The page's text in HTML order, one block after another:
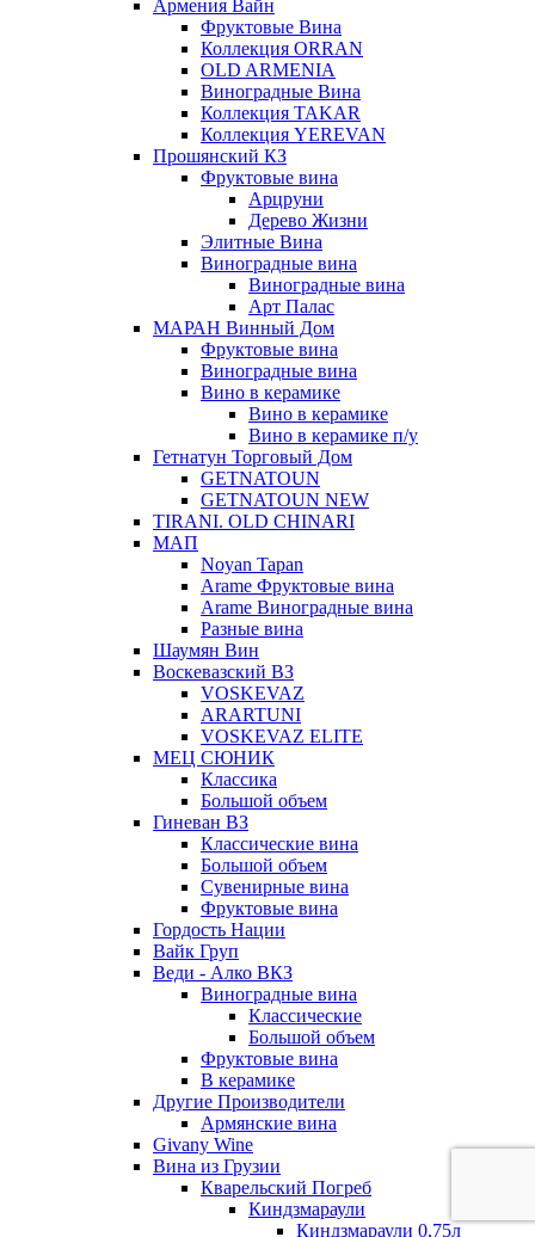
Армения Вайн
Фруктовые Вина
Коллекция ORRAN
OLD ARMENIA
Виноградные Вина
Коллекция TAKAR
Коллекция YEREVAN
Прошянский КЗ
Фруктовые вина
Арцруни
Дерево Жизни
Элитные Вина
Виноградные вина
Виноградные вина
Арт Палас
МАРАН Винный Дом
Фруктовые вина
Виноградные вина
Вино в керамике
Вино в керамике
Вино в керамике п/у
Гетнатун Торговый Дом
GETNATOUN
GETNATOUN NEW
TIRANI. OLD CHINARI
МАП
Noyan Tapan
Arame Фруктовые вина
Arame Виноградные вина
Разные вина
Шаумян Вин
Воскевазский ВЗ
VOSKEVAZ
ARARTUNI
VOSKEVAZ ELITE
МЕЦ СЮНИК
Классика
Большой объем
Гиневан ВЗ
Классические вина
Большой объем
Сувенирные вина
Фруктовые вина
Гордость Нации
Вайк Груп
Веди - Алко ВКЗ
Виноградные вина
Классические
Большой объем
Фруктовые вина
В керамике
Другие Производители
Армянские вина
Givany Wine
Вина из Грузии
Кварельский Погреб
Киндзмараули
Киндзмараули 0,75л